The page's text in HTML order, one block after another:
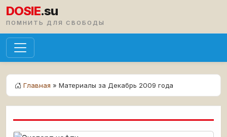
DOSIE.su
ПОМНИТЬ ДЛЯ СВОБОДЫ
Главная » Материалы за Декабрь 2009 года